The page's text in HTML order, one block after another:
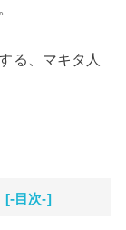
る、マキタ人
[-目次-]